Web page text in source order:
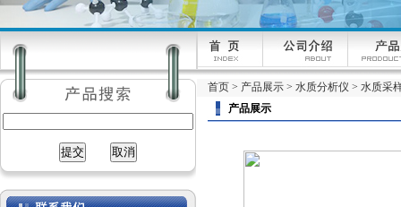
首页 > 产品展示 > 水质分析仪 > 水质采
产品展示